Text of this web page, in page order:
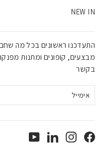
NEW IN
התעדכנו ראשונים בכל מה
מבצעים, קופונים ומתנות
בקשר
אימייל
Facebook
Instagram
LinkedIn